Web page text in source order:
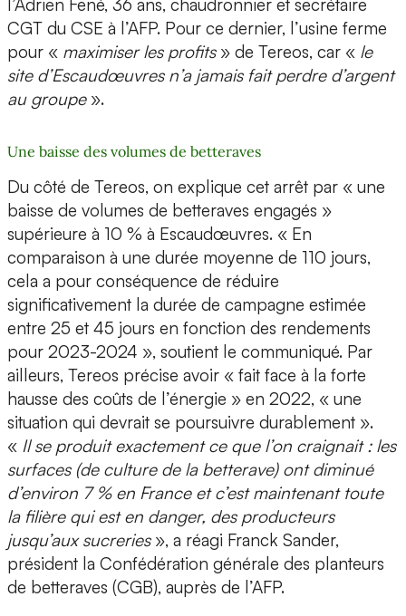
l’Adrien Fené, 36 ans, chaudronnier et secrétaire
CGT du CSE à l’AFP. Pour ce dernier, l’usine ferme
pour « maximiser les profits» de Tereos, car « le
site d’Escaudœuvres n’a jamais fait perdre d’argent
au groupe».
Une baisse des volumes de betteraves
Du côté de Tereos, on explique cet arrêt par « une
baisse de volumes de betteraves engagés »
supérieure à 10 % à Escaudœuvres. « En
comparaison à une durée moyenne de 110 jours,
cela a pour conséquence de réduire
significativement la durée de campagne estimée
entre 25 et 45 jours en fonction des rendements
pour 2023-2024 », soutient le communiqué. Par
ailleurs, Tereos précise avoir « fait face à la forte
hausse des coûts de l’énergie » en 2022, « une
situation qui devrait se poursuivre durablement ».
« Il se produit exactement ce que l’on craignait : les
surfaces (de culture de la betterave) ont diminué
d’environ 7 % en France et c’est maintenant toute
la filière qui est en danger, des producteurs
jusqu’aux sucreries», a réagi Franck Sander,
président la Confédération générale des planteurs
de betteraves (CGB), auprès de l’AFP.